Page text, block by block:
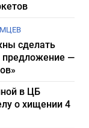
сделать
предложение —
в ЦБ
о хищении 4